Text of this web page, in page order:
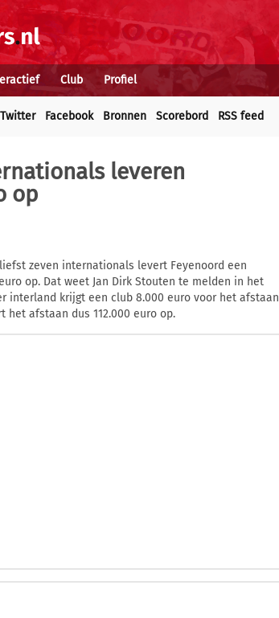
Club Profiel
Twitter Facebook Bronnen Scorebord RSS feed
leveren
op
zeven internationals levert Feyenoord een
op. Dat weet Jan Dirk Stouten te melden in het
interland krijgt een club 8.000 euro voor het afstaan
afstaan dus 112.000 euro op.